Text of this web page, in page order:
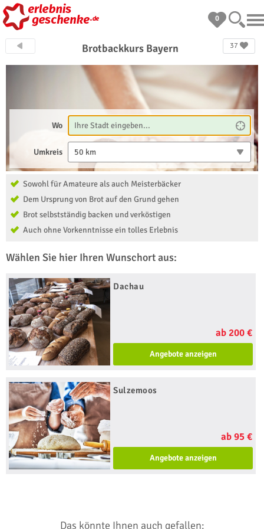
0
37
Brotbackkurs Bayern
Wo
Umkreis 50 km
Sowohl für Amateure als auch Meisterbäcker
Dem Ursprung von Brot auf den Grund gehen
Brot selbstständig backen und verköstigen
Auch ohne Vorkenntnisse ein tolles Erlebnis
Wählen Sie hier Ihren Wunschort aus:
Dachau
ab 200 €
Angebote anzeigen
Sulzemoos
ab 95 €
Angebote anzeigen
Das könnte Ihnen auch gefallen: